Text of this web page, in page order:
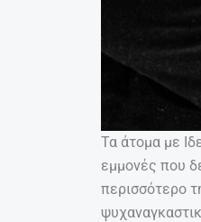
Τα άτομα με
εμμονές που
περισσότερο